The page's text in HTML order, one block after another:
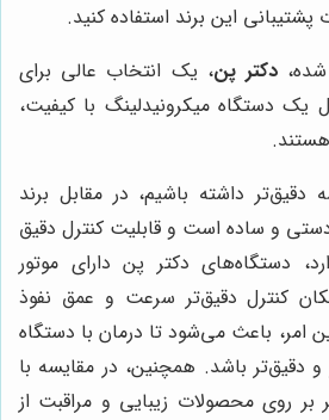
این برند استفاده کنید.
شده،دکتر پن، یک انتخاب عالی برای
دستگاه میکرونیدلینگ با کیفیت،
دقیق‌تر داشته باشیم، در مقابل برند
و ساده است و قابلیت کنترل دقیق
دستگاه‌های دکتر پن دارای موتور
کنترل دقیق‌تر سرعت و عمق نفوذ
امر، باعث می‌شود تا درمان با دستگاه
و دقیق‌تر باشد. همچنین، در مقایسه با
بر روی محصولات زیبایی و مراقبت از